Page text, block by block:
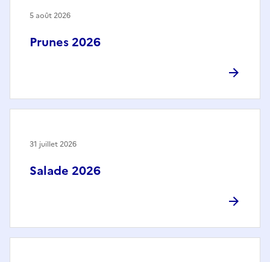
Prunes 2026
5 août 2026
Salade 2026
31 juillet 2026